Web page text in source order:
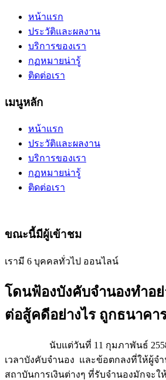
หน้าแรก
ประวัติและผลงาน
บริการของเรา
กฏหมายน่ารู้
ติดต่อเรา
เมนูหลัก
หน้าแรก
ประวัติและผลงาน
บริการของเรา
กฏหมายน่ารู้
ติดต่อเรา
ขณะนี้มีผู้เข้าชม
เรามี 6 บุคคลทั่วไป ออนไลน์
โดนฟ้องบังคับจำนองทำอ
ต่อสู้คดีอย่างไร ถูกธนาคา
นับแต่วันที่ 11 กุมภาพันธ์ 2558 มีบ
เวลาบังคับจำนอง และข้อตกลงที่ให้ผู้จ
สถาบันการเงินต่างๆ ที่รับจำนองมักจ